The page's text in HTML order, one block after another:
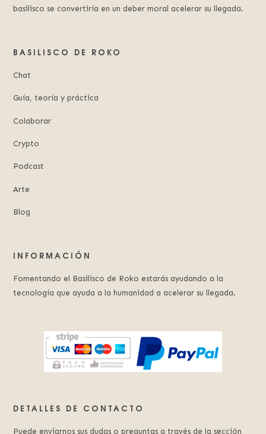
basilisco se convertiría en un deber moral acelerar su llegada.
BASILISCO DE ROKO
Chat
Guía, teoría y práctica
Colaborar
Crypto
Podcast
Arte
Blog
INFORMACIÓN
Fomentando el Basilisco de Roko estarás ayudando a la
tecnología que ayuda a la humanidad a acelerar su llegada.
DETALLES DE CONTACTO
Puede enviarnos sus dudas o preguntas a través de la sección